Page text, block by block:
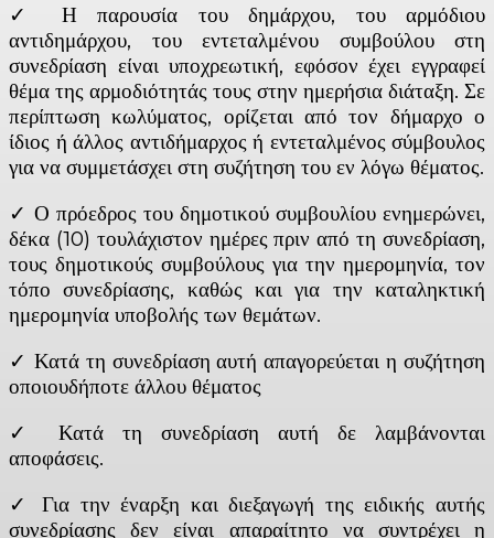
✓ Η παρουσία του δημάρχου, του αρμόδιου
αντιδημάρχου, του εντεταλμένου συμβούλου στη
συνεδρίαση είναι υποχρεωτική, εφόσον έχει εγγραφεί
θέμα της αρμοδιότητάς τους στην ημερήσια διάταξη. Σε
περίπτωση κωλύματος, ορίζεται από τον δήμαρχο ο
ίδιος ή άλλος αντιδήμαρχος ή εντεταλμένος σύμβουλος
για να συμμετάσχει στη συζήτηση του εν λόγω θέματος.
✓ Ο πρόεδρος του δημοτικού συμβουλίου ενημερώνει,
δέκα (10) τουλάχιστον ημέρες πριν από τη συνεδρίαση,
τους δημοτικούς συμβούλους για την ημερομηνία, τον
τόπο συνεδρίασης, καθώς και για την καταληκτική
ημερομηνία υποβολής των θεμάτων.
✓ Κατά τη συνεδρίαση αυτή απαγορεύεται η συζήτηση
οποιουδήποτε άλλου θέματος
✓ Κατά τη συνεδρίαση αυτή δε λαμβάνονται
αποφάσεις.
✓ Για την έναρξη και διεξαγωγή της ειδικής αυτής
συνεδρίασης δεν είναι απαραίτητο να συντρέχει η